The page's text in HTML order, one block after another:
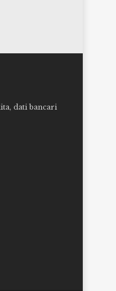
dati bancari